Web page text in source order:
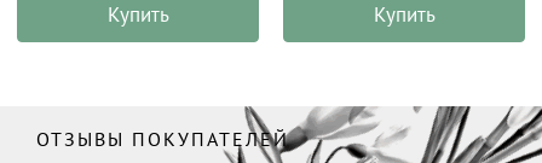
Купить Купить
ОТЗЫВЫ ПОКУПАТЕЛЕЙ